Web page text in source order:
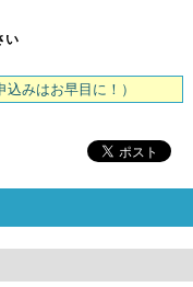
い
みはお早目に！）